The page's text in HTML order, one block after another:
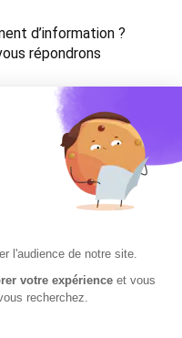
d’information ?
répondrons
Plan du site
et d’Utilisation